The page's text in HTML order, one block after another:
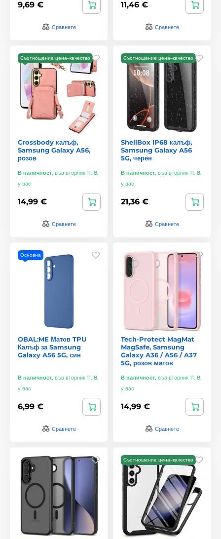
9,69 €
Сравнете
11,46 €
Сравнете
Съотношение цена–качество
Crossbody калъф,
Samsung Galaxy A56,
розов
В наличност, във вторник 11. 8.
у вас
14,99 €
Сравнете
Съотношение цена–качество
ShellBox IP68 калъф,
Samsung Galaxy A56
5G, черен
В наличност, във вторник 11. 8.
у вас
21,36 €
Сравнете
Основна
OBAL:ME Матов TPU
Калъф за Samsung
Galaxy A56 5G, син
В наличност, във вторник 11. 8.
у вас
6,99 €
Сравнете
Tech-Protect MagMat
MagSafe, Samsung
Galaxy A36 / A56 / A37
5G, розов матов
В наличност, във вторник 11. 8.
у вас
14,99 €
Сравнете
Съотношение цена–качество